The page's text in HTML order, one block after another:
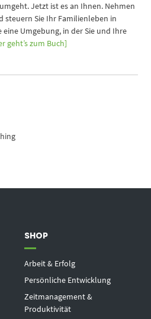
Jetzt ist es an Ihnen. Nehmen
steuern Sie Ihr Familienleben in
eine Umgebung, in der Sie und Ihre
geht’s zum Buch]
SHOP
Arbeit & Erfolg
Persönliche Entwicklung
Zeitmanagement &
Produktivität